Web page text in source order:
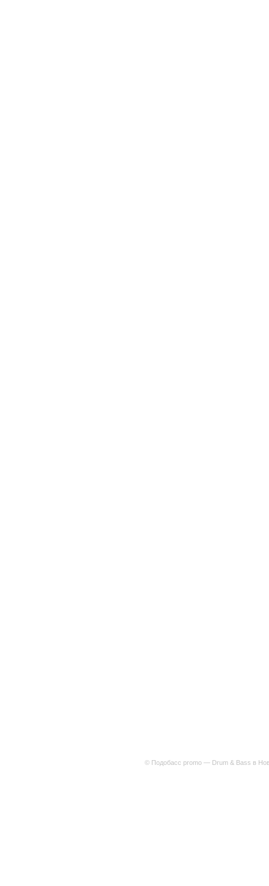
© Подобасс promo — Drum & Bass в